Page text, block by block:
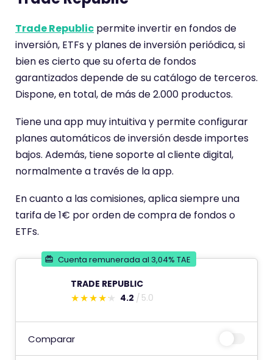
Trade Republic permite invertir en fondos de
inversión, ETFs y planes de inversión periódica, si
bien es cierto que su oferta de fondos
garantizados depende de su catálogo de terceros.
Dispone, en total, de más de 2.000 productos.
Tiene una app muy intuitiva y permite configurar
planes automáticos de inversión desde importes
bajos. Además, tiene soporte al cliente digital,
normalmente a través de la app.
En cuanto a las comisiones, aplica siempre una
tarifa de 1€ por orden de compra de fondos o
ETFs.
Cuenta remunerada al 3,04% TAE
TRADE REPUBLIC
E
s
t
e
4.2 5.0
Comparar